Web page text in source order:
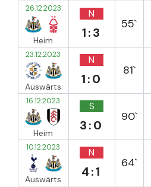
26.12.2023
Heim
N
1:3
55`
23.12.2023
Auswärts
N
1:0
81`
16.12.2023
Heim
S
3:0
90`
10.12.2023
Auswärts
N
4:1
64`